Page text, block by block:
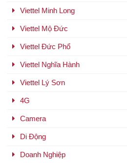
Viettel Minh Long
Viettel Mộ Đức
Viettel Đức Phổ
Viettel Nghĩa Hành
Viettel Lý Sơn
4G
Camera
Di Động
Doanh Nghiệp